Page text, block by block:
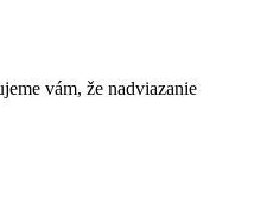
vám, že nadviazanie